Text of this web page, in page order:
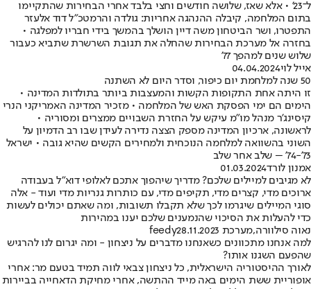
ל־23' • אלא שאז, שלושה חודשים וחצי בלבד אחרי הבחירות שהתקיימו
בתום המלחמה, קיבלה ההנהגה אחריות: גולדה והרמטכ"ל דוד אלעזר
התפטרו, ושר הביטחון משה דיין הושלך בהמשך בידי חבריו למפלגה •
בחזרה אל מערכת הבחירות שהחלה את תגובת השרשרת שתביא כעבור
שלוש שנים למהפך 77'
אייל לוי04.04.2024
50 שנה למלחמת יום כיפור, וסדר היום לא השתנה
זו היתה אחת התקופות הקשות והמעצבות ביותר בתולדות המדינה •
הימים הם ימי הפסקת האש של המלחמה • מזכיר המדינה האמריקני הנרי
קיסינג'ר מנהל מו"מ עיקש על החזרת השבויים ממצרים ומסוריה •
לראשונה, ארכיון המדינה מספק הצצה נדירה לעידן שבו רב הדמיון על
השוני בהשוואה למלחמה הנוכחית ולמחירים הקשים שהיא גובה • ישראל
73'-74' – שלב אחר שלב
אמנון לורד01.03.2024
לא מגיבים למיילים שלכם? מדריך שיהפוך אתכם לאלופי דוא"ל בעבודה
ארוכים מדי, קצרים מדי, תקיפים מדי, עם כותרות גנריות מדי ועוד - אלה
סוגי המיילים שיגרמו לכך שלא תקבלו תשובות, ומה שאתם יכולים לעשות
כדי להעלות את הסיכוי שהנמענים שלכם יענו במהירות
נאוה סילוורה,מערכת feedy 28.11.2023
למה אנחנו מתכוונים כשאנחנו מדברים על ניצחון - ומה יגרום לנו להרגיש
שהפעם השגנו אותו?
לאורך ההיסטוריה הישראלית, כל ניצחון צבאי לווה תמיד בטעם מר: אחרי
אופוריית ששת הימים באה מייד ההתשה, אחרי מחיקת הדאחייה בביירות